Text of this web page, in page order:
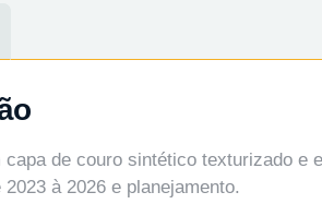
capa de couro sintético texturizado e
à 2026 e planejamento.